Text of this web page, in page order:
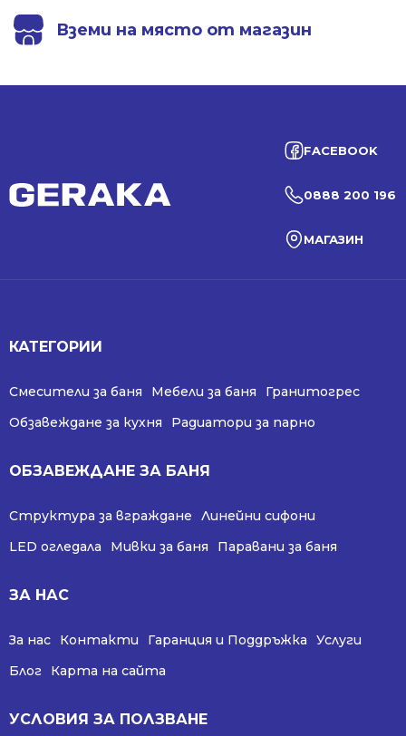
Вземи на място от магазин
FACEBOOK
0888 200 196
МАГАЗИН
КАТЕГОРИИ
Смесители за баня Мебели за баня
Гранитогрес
Обзавеждане за кухня
Радиатори за парно
ОБЗАВЕЖДАНЕ ЗА БАНЯ
Структура за вграждане
Линейни сифони
LED огледала
Мивки за баня Паравани за баня
ЗА НАС
За нас Контакти Гаранция и Поддръжка
Услуги
Блог
Карта на сайта
УСЛОВИЯ ЗА ПОЛЗВАНЕ